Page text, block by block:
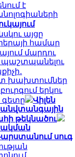
է
այցը
համար
մարդու
պաշտպանելու
խախտումներ
երկու
գետը
Վիլեն
անվտանգային
թեկնածու
սուգ